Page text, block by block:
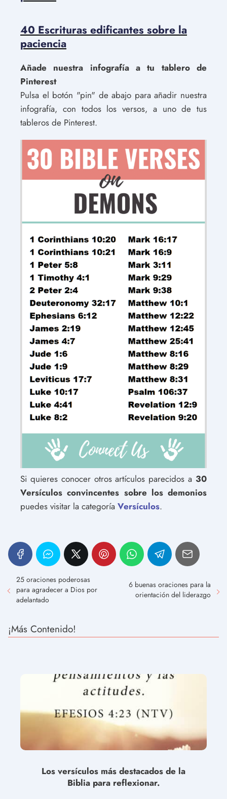
40 Escrituras edificantes sobre la
paciencia
Añade nuestra infografía a tu tablero de
Pinterest
Pulsa el botón "pin" de abajo para añadir nuestra
infografía, con todos los versos, a uno de tus
tableros de Pinterest.
Si quieres conocer otros artículos parecidos a 30
Versículos convincentes sobre los demonios
puedes visitar la categoría Versículos.
25 oraciones poderosas
para agradecer a Dios por
adelantado
6 buenas oraciones para la
orientación del liderazgo
¡Más Contenido!
Los versículos más destacados de la
Biblia para reflexionar.